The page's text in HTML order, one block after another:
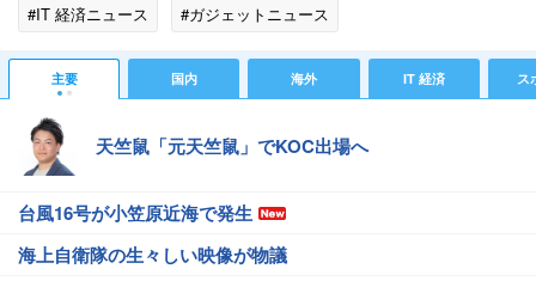
#IT 経済ニュース #ガジェットニュース
主要 国内 海外 IT 経済 ス
天竺鼠「元天竺鼠」でKOC出場へ
台風16号が小笠原近海で発生
海上自衛隊の生々しい映像が物議